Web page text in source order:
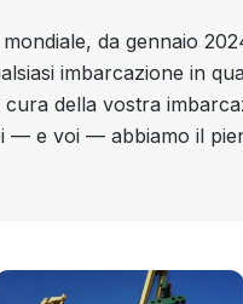
da gennaio
imbarcazione in
della vostra
— e voi — abbiamo il